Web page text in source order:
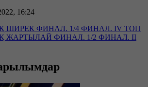
16:24
ШИРЕК ФИНАЛ. 1/4 ФИНАЛ. IV ТОП
ЖАРТЫЛАЙ ФИНАЛ. 1/2 ФИНАЛ. II